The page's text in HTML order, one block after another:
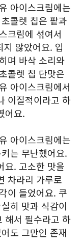
아이스크림에는
콜렛 칩은 팥과
크림에 섞여서
않았어요. 입
며 바삭 소리와
콜렛 칩 단맛은
아이스크림에서
이질적이라고 하
어요.
아이스크림에는
는 무난했어요.
요. 고소한 맛을
차라리 가루로
이 들었어요. 쿠
히 맛과 식감이
해서 필수라고 하
도 그만인 존재